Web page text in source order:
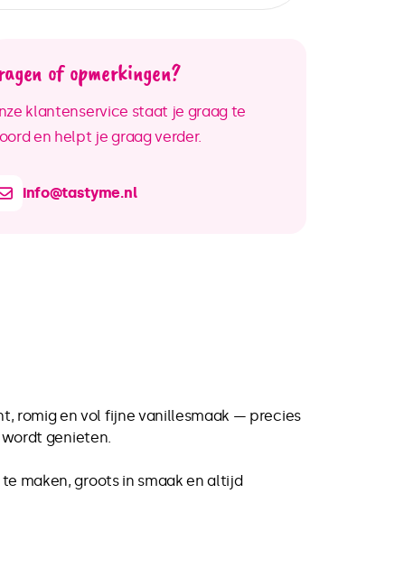
of opmerkingen?
klantenservice staat je graag te
en helpt je graag verder.
info@tastyme.nl
romig en vol fijne vanillesmaak — precies
genieten.
maken, groots in smaak en altijd